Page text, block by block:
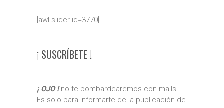
[awl-slider id=3770]
¡ SUSCRÍBETE !
¡ OJO !no te bombardearemos con mails.
Es solo para informarte de la publicación de